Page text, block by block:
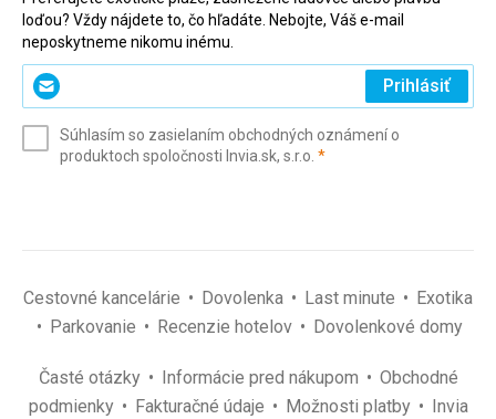
loďou? Vždy nájdete to, čo hľadáte. Nebojte, Váš e-mail
neposkytneme nikomu inému.
Zadajte
svoj
(povinné)
Prihlásiť
Súhlasím so zasielaním obchodných oznámení o
produktoch spoločnosti Invia.sk, s.r.o. *(povinné)
Cestovné kancelárie Dovolenka Last minute
Exotika
Parkovanie
Recenzie hotelov Dovolenkové domy
Časté otázky Informácie pred nákupom
Obchodné
podmienky
Fakturačné údaje Možnosti platby
Invia